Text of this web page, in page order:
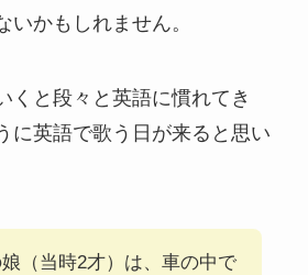
いかもしれません。
くと段々と英語に慣れてき
に英語で歌う日が来ると思い
（当時2才）は、車の中で